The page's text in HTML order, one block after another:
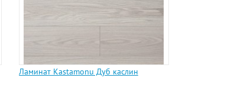
Ламинат Kastamonu Дуб каслин